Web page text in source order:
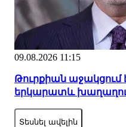
09.08.2026 11:15
Թուրքիան
երկարատև
Տեսնել ավելին